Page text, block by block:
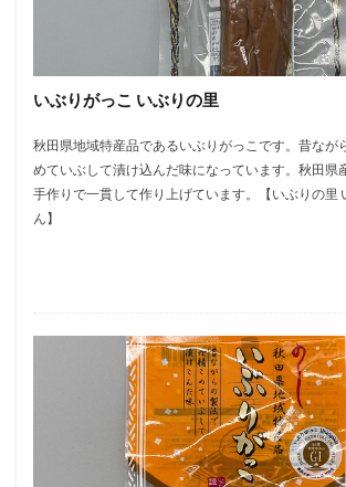
いぶりがっこ いぶりの里
秋田県地域特産品であるいぶりがっこです。昔なが
めていぶして漬け込んだ味になっています。秋田県
手作りで一貫して作り上げています。【いぶりの里
ん】